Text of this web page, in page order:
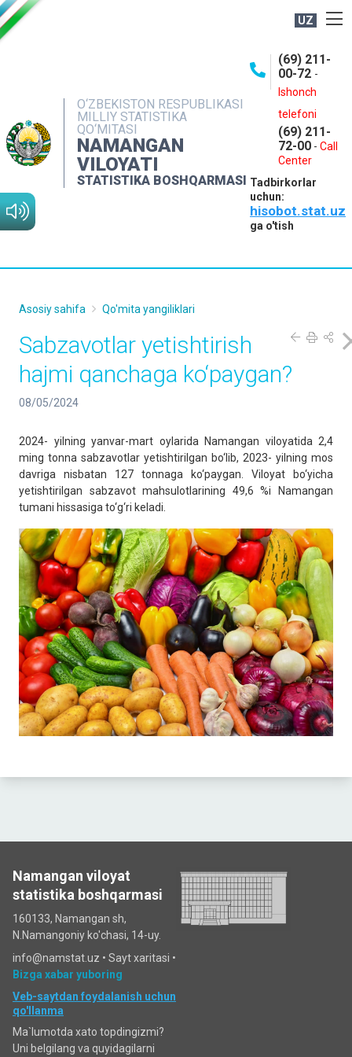
UZ
O‘ZBEKISTON RESPUBLIKASI
MILLIY STATISTIKA
QO‘MITASI
NAMANGAN
VILOYATI
STATISTIKA BOSHQARMASI
(69) 211-
00-72 -
Ishonch
telefoni
(69) 211-
72-00 - Call
Center
Tadbirkorlar
uchun:
hisobot.stat.uz
ga o'tish
NASHRLAR
INTERAKTIV XIZMATLAR
MATBUOT XIZMATI
MUROJAATLAR
Asosiy sahifa Qo'mita yangiliklari
Sabzavotlar yetishtirish
hajmi qanchaga ko‘paygan?
08/05/2024
2024- yilning yanvar-mart oylarida Namangan viloyatida 2,4
ming tonna sabzavotlar yetishtirilgan bo‘lib, 2023- yilning mos
davriga nisbatan 127 tonnaga ko‘paygan. Viloyat bo‘yicha
yetishtirilgan sabzavot mahsulotlarining 49,6 %i Namangan
tumani hissasiga to‘g‘ri keladi.
Namangan viloyat
statistika boshqarmasi
160133, Namangan sh,
N.Namangoniy ko'chasi, 14-uy.
info@namstat.uz • Sayt xaritasi •
Bizga xabar yuboring
Veb-saytdan foydalanish uchun
qo'llanma
Ma`lumotda xato topdingizmi?
Uni belgilang va quyidagilarni